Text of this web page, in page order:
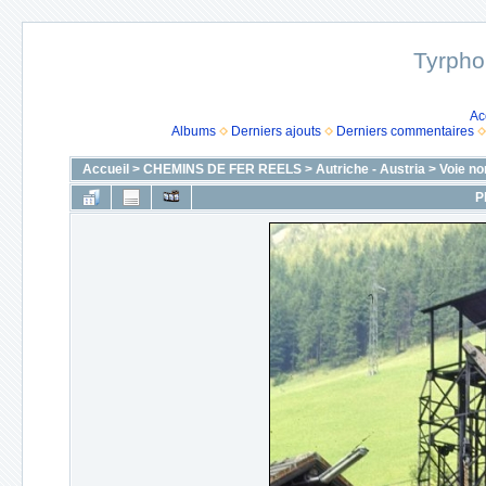
Albums
Derniers ajouts Derniers commentaires
Accueil > CHEMINS DE FER REELS> Autriche - Austria> Voie